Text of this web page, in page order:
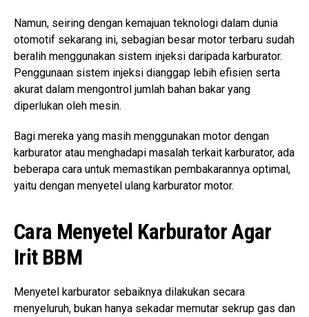
Namun, seiring dengan kemajuan teknologi dalam dunia
otomotif sekarang ini, sebagian besar motor terbaru sudah
beralih menggunakan sistem injeksi daripada karburator.
Penggunaan sistem injeksi dianggap lebih efisien serta
akurat dalam mengontrol jumlah bahan bakar yang
diperlukan oleh mesin.
Bagi mereka yang masih menggunakan motor dengan
karburator atau menghadapi masalah terkait karburator, ada
beberapa cara untuk memastikan pembakarannya optimal,
yaitu dengan menyetel ulang karburator motor.
Cara Menyetel Karburator Agar
Irit BBM
Menyetel karburator sebaiknya dilakukan secara
menyeluruh, bukan hanya sekadar memutar sekrup gas dan